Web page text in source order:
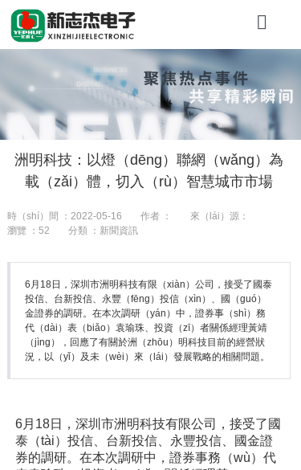
關於
產品
工程
洲明科技：以燈（dēng）聯網（wǎng）為
載（zǎi）體，切入（rù）智慧城市市場
時（shí）間 ：2022-05-16 作者 ：
來（lái）源：
瀏覽 ：52 分類 ：新聞資訊
6月18日，深圳市洲明科技有限（xiàn）公司，接受了國泰
投信、台新投信、永豐（fēng）投信（xìn）、國（guó）
金證券的調研。在本次調研（yán）中，證券事（shì）務
代（dài）表（biǎo）袁瑜珠、投資（zī）者關係經理黃靖
（jìng），回應了有關於洲（zhōu）明科技目前的經營狀
況，以（yǐ）及未（wèi）來（lái）發展戰略的相關問題。
6月18日，深圳市洲明科技有限公司，接受了國
泰（tài）投信、台新投信、永豐投信、國金證
券的調研。在本次調研中，證券事務（wù）代